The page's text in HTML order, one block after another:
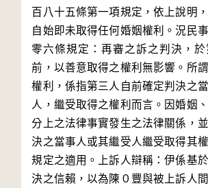
百八十五條第一項規定，依上說明
自始即未取得任何婚姻權利。況民
零六條規定：再審之訴之判決，
前，以善意取得之權利無影響。所
權利，係指第三人自前確定判決之
人，繼受取得之權利而言。因婚姻
分上之法律事實發生之法律關係，
決之當事人或其繼受人繼受取得其
規定之適用。上訴人辯稱：伊係基
決之信賴，以為陳０豐與被上訴人